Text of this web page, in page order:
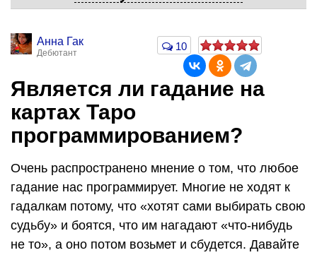
Анна Гак
Дебютант
10
Является ли гадание на
картах Таро
программированием?
Очень распространено мнение о том, что любое
гадание нас программирует. Многие не ходят к
гадалкам потому, что «хотят сами выбирать свою
судьбу» и боятся, что им нагадают «что-нибудь
не то», а оно потом возьмет и сбудется. Давайте